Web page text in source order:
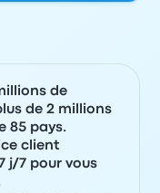
de
de 2 millions
85 pays.
client
j/7 pour vous